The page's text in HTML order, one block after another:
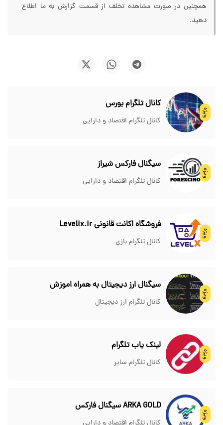
همچنین در صورت مشاهده تخلف از قسمت گزارش به ما اطلاع
دهید.
ویژه
کانال تلگرام بورس
کانال تلگرام اقتصاد و دارایی
ویژه
سیگنال فارکس شیراز
کانال تلگرام اقتصاد و دارایی
ویژه
فروشگاه اکانت قانونی Levelix.ir
کانال تلگرام بازی
ویژه
سیگنال ارز دیجیتال به همراه اموزش
کانال تلگرام ارز دیجیتال
ویژه
لینک یاب تلگرام
کانال تلگرام سایر
ویژه
ARKA GOLD سیگنال فارکس